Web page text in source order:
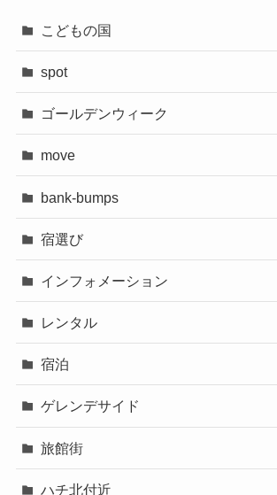
こどもの国
spot
ゴールデンウィーク
move
bank-bumps
宿選び
インフォメーション
レンタル
宿泊
ゲレンデサイド
旅館街
ハチ北付近